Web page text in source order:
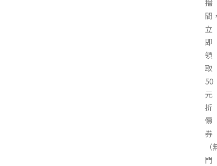
播
間
立
即
領
取
50
元
折
價
券
門